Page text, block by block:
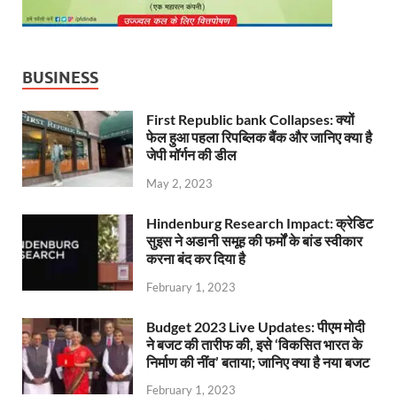
BUSINESS
First Republic bank Collapses: क्यों
फेल हुआ पहला रिपब्लिक बैंक और जानिए क्या है
जेपी मॉर्गन की डील
May 2, 2023
Hindenburg Research Impact: क्रेडिट
सुइस ने अडानी समूह की फर्मों के बांड स्वीकार
करना बंद कर दिया है
February 1, 2023
Budget 2023 Live Updates: पीएम मोदी
ने बजट की तारीफ की, इसे ‘विकसित भारत के
निर्माण की नींव’ बताया; जानिए क्या है नया बजट
February 1, 2023